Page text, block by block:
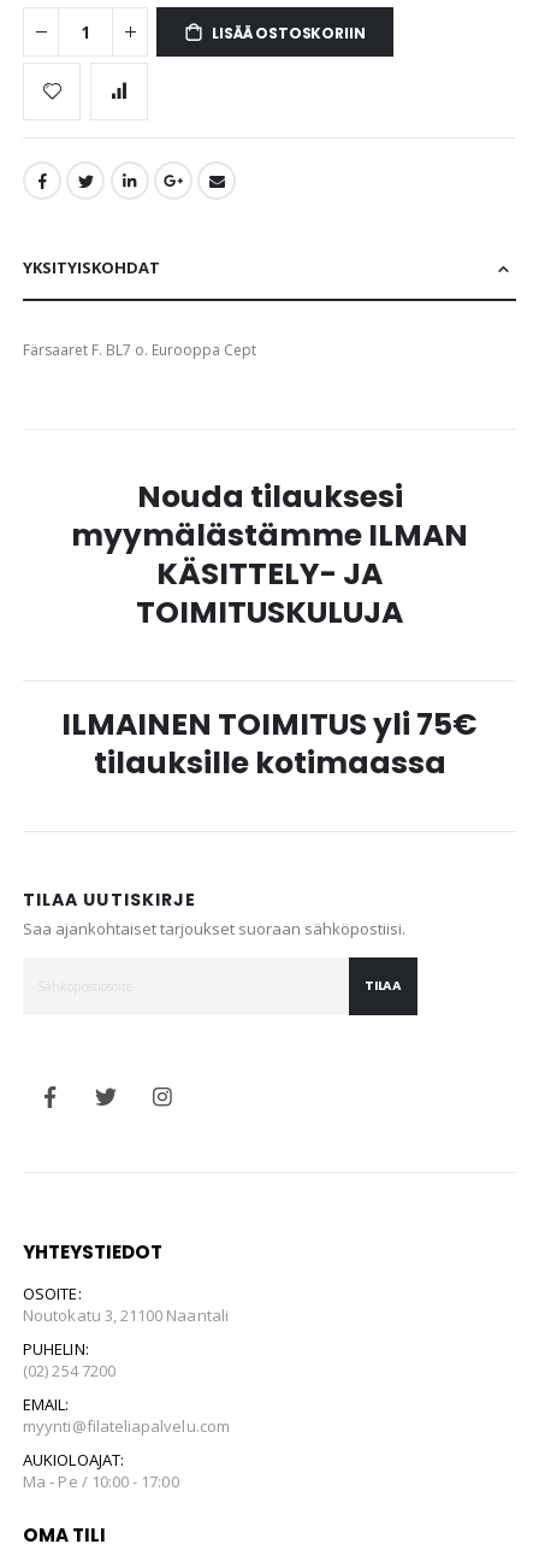
LISÄÄ OSTOSKORIIN
YKSITYISKOHDAT
Färsaaret F. BL7 o. Eurooppa Cept
Nouda tilauksesi
myymälästämme ILMAN
KÄSITTELY- JA
TOIMITUSKULUJA
ILMAINEN TOIMITUS yli 75€
tilauksille kotimaassa
TILAA UUTISKIRJE
Saa ajankohtaiset tarjoukset suoraan sähköpostiisi.
TILAA
YHTEYSTIEDOT
OSOITE:
Noutokatu 3, 21100 Naantali
PUHELIN:
(02) 254 7200
EMAIL:
myynti@filateliapalvelu.com
AUKIOLOAJAT:
Ma - Pe / 10:00 - 17:00
OMA TILI